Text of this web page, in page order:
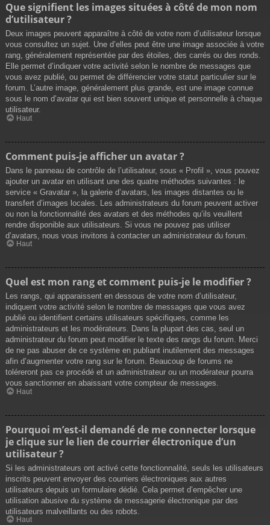
Que signifient les images situées à côté de mon nom
d’utilisateur ?
Deux images peuvent apparaître à côté de votre nom d’utilisateur lorsque
vous consultez un sujet. Une d’elles peut être une image associée à votre
rang, généralement représentée par des étoiles, des carrés ou des ronds.
Elle permet d’indiquer votre activité selon le nombre de messages que
vous avez publié, ou permet de différencier votre statut particulier sur le
forum. L’autre image, généralement plus grande, est une image connue
sous le nom d’avatar qui est bien souvent unique et personnelle à chaque
utilisateur.
Haut
Comment puis-je afficher un avatar ?
Dans le panneau de contrôle de l’utilisateur, sous « Profil », vous pouvez
ajouter un avatar en utilisant une des quatre méthodes suivantes : le
service « Gravatar », la galerie d’avatars, les images distantes ou le
transfert d’images locales. Les administrateurs du forum peuvent activer
ou non la fonctionnalité des avatars et des méthodes qu’ils veuillent
rendre disponible aux utilisateurs. Si vous ne pouvez pas utiliser
d’avatars, nous vous invitons à contacter un administrateur du forum.
Haut
Quel est mon rang et comment puis-je le modifier ?
Les rangs, qui apparaissent en dessous de votre nom d’utilisateur,
indiquent votre activité selon le nombre de messages que vous avez
publié ou identifient certains utilisateurs spécifiques, comme les
administrateurs et les modérateurs. Dans la plupart des cas, seul un
administrateur du forum peut modifier le texte des rangs du forum. Merci
de ne pas abuser de ce système en publiant inutilement des messages
afin d’augmenter votre rang sur le forum. Beaucoup de forums ne
toléreront pas ce procédé et un administrateur ou un modérateur pourra
vous sanctionner en abaissant votre compteur de messages.
Haut
Pourquoi m’est-il demandé de me connecter lorsque
je clique sur le lien de courrier électronique d’un
utilisateur ?
Si les administrateurs ont activé cette fonctionnalité, seuls les utilisateurs
inscrits peuvent envoyer des courriers électroniques aux autres
utilisateurs depuis un formulaire dédié. Cela permet d’empêcher une
utilisation abusive du système de messagerie électronique par des
utilisateurs malveillants ou des robots.
Haut